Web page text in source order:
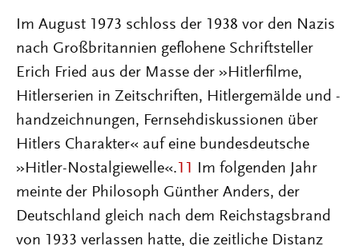
Im August 1973 schloss der 1938 vor den Nazis
nach Großbritannien geflohene Schriftsteller
Erich Fried aus der Masse der »Hitlerfilme,
Hitlerserien in Zeitschriften, Hitlergemälde und -
handzeichnungen, Fernsehdiskussionen über
Hitlers Charakter« auf eine bundesdeutsche
»Hitler-Nostalgiewelle«. 11 Im folgenden Jahr
meinte der Philosoph Günther Anders, der
Deutschland gleich nach dem Reichstagsbrand
von 1933 verlassen hatte, die zeitliche Distanz